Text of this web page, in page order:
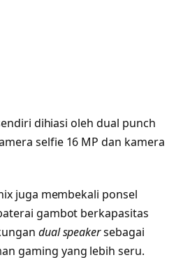
dihiasi oleh dual punch
selfie 16 MP dan kamera
juga membekali ponsel
gambot berkapasitas
dual speakersebagai
gaming yang lebih seru.